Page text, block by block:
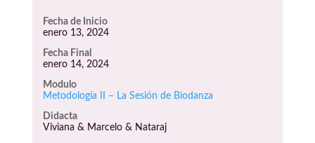
Fecha de Inicio
enero 13, 2024
Fecha Final
enero 14, 2024
Modulo
Metodología II – La Sesión de Biodanza
Didacta
Viviana & Marcelo & Nataraj